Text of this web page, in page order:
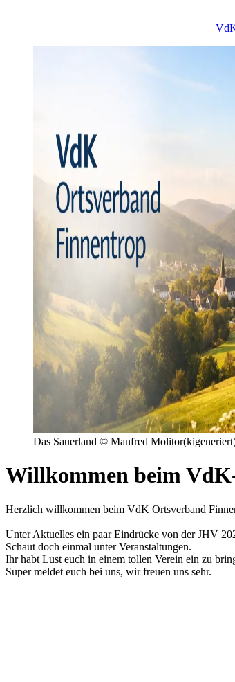
Das Sauerland © Manfred
Willkommen beim
Herzlich willkommen beim VdK Ortsverband
Unter Aktuelles ein paar Eindrücke von der JHV
Schaut doch einmal unter Veranstaltungen.
Ihr habt Lust euch in einem tollen Verein ein zu
Super meldet euch bei uns, wir freuen uns sehr.